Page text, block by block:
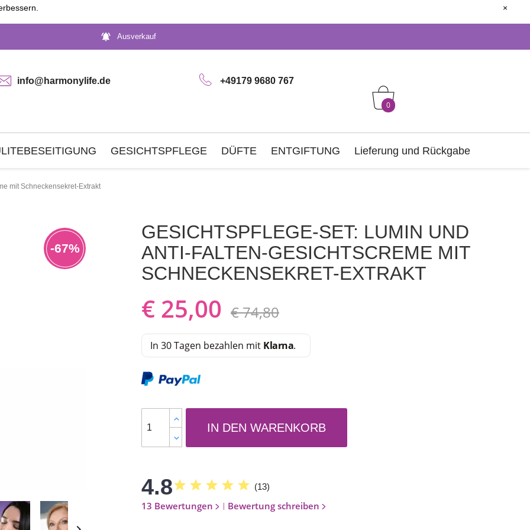
notifications_active Ausverkauf
info@harmonylife.de +49179 9680 767
GESICHTSPFLEGE DÜFTE ENTGIFTUNG Lieferung und Rückgabe
0
mit Schneckensekret-Extrakt
-67%
GESICHTSPFLEGE-SET: LUMIN UND
ANTI-FALTEN-GESICHTSCREME MIT
SCHNECKENSEKRET-EXTRAKT
€ 25,00 € 74,80
In 30 Tagen bezahlen mit Klarna.
IN DEN WARENKORB
4.8star star star star star (13)
13 Bewertungen | Bewertung schreiben